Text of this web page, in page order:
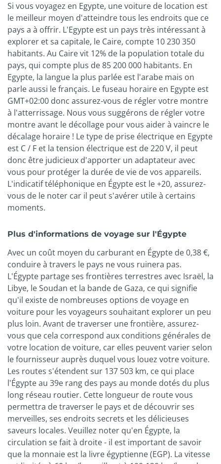
Si vous voyagez en Egypte, une voiture de location est
le meilleur moyen d'atteindre tous les endroits que ce
pays a à offrir. L'Egypte est un pays très intéressant à
explorer et sa capitale, le Caire, compte 10 230 350
habitants. Au Caire vit 12% de la population totale du
pays, qui compte plus de 85 200 000 habitants. En
Egypte, la langue la plus parlée est l'arabe mais on
parle aussi le français. Le fuseau horaire en Egypte est
GMT+02:00 donc assurez-vous de régler votre montre
à l'atterrissage. Nous vous suggérons de régler votre
montre avant le décollage pour vous aider à vaincre le
décalage horaire ! Le type de prise électrique en Egypte
est C / F et la tension électrique est de 220 V, il peut
donc être judicieux d'apporter un adaptateur avec
vous pour protéger la durée de vie de vos appareils.
L'indicatif téléphonique en Égypte est le +20, assurez-
vous de le noter car il peut s'avérer utile à certains
moments.
Plus d'informations de voyage sur l'Égypte
Avec un coût moyen du carburant en Égypte de 0,38 €,
conduire à travers le pays ne vous ruinera pas.
L'Égypte partage ses frontières terrestres avec Israël, la
Libye, le Soudan et la bande de Gaza, ce qui signifie
qu'il existe de nombreuses options de voyage en
voiture pour les voyageurs souhaitant explorer un peu
plus loin. Avant de traverser une frontière, assurez-
vous que cela correspond aux conditions générales de
votre location de voiture, car elles peuvent varier selon
le fournisseur auprès duquel vous louez votre voiture.
Les routes s'étendent sur 137 503 km, ce qui place
l'Égypte au 39e rang des pays au monde dotés du plus
long réseau routier. Cette longueur de route vous
permettra de traverser le pays et de découvrir ses
merveilles, ses endroits secrets et les délicieuses
saveurs locales. Veuillez noter qu'en Égypte, la
circulation se fait à droite - il est important de savoir
que la monnaie est la livre égyptienne (EGP). La vitesse